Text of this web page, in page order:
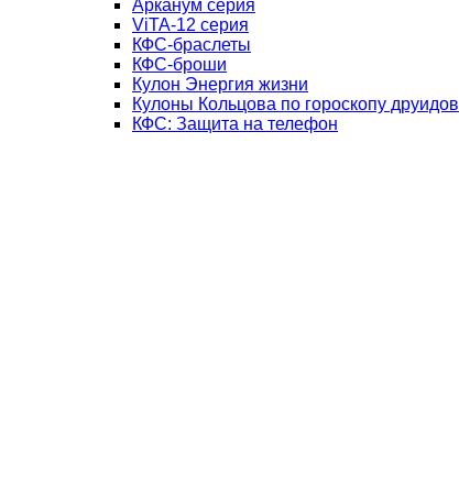
Арканум серия
ViTA-12 серия
КФС-браслеты
КФС-броши
Кулон Энергия жизни
Кулоны Кольцова по гороскопу друидов
КФС: Защита на телефон